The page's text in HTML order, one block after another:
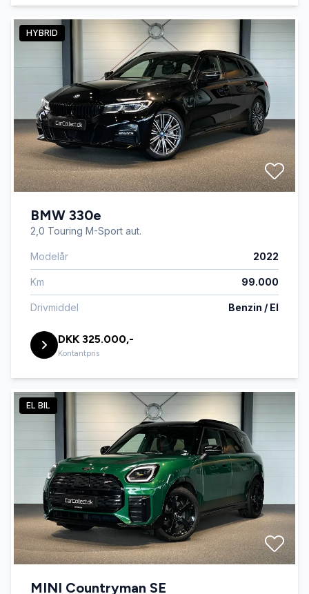
HYBRID
BMW 330e
2,0 Touring M-Sport aut.
Modelår 2022
Km 99.000
Drivmiddel Benzin / El
DKK 325.000,-
Kontantpris
EL BIL
MINI Countryman SE